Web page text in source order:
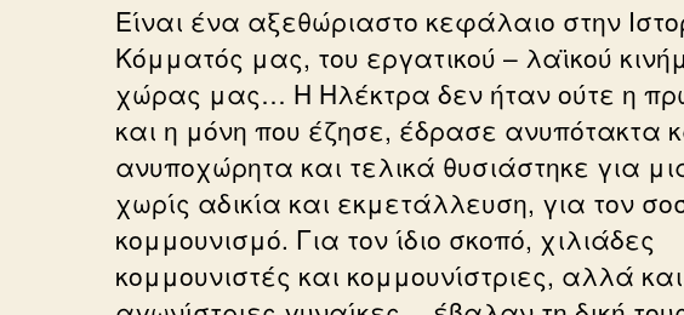
Είναι ένα αξεθώριαστο κεφάλαιο στην
Κόμματός μας, του εργατικού – λαϊκού
χώρας μας… Η Ηλέκτρα δεν ήταν ούτε η
και η μόνη που έζησε, έδρασε ανυπότακτα
ανυποχώρητα και τελικά θυσιάστηκε για
χωρίς αδικία και εκμετάλλευση, για τον
κομμουνισμό. Για τον ίδιο σκοπό, χιλιάδες
κομμουνιστές και κομμουνίστριες, αλλά